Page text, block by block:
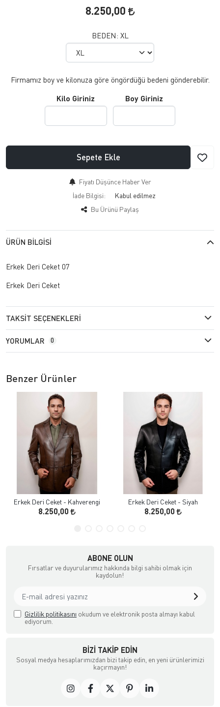
8.250,00
BEDEN: XL
Firmamız boy ve kilonuza göre öngördüğü bedeni gönderebilir.
Kilo Giriniz Boy Giriniz
Sepete Ekle
Fiyatı Düşünce Haber Ver
İade Bilgisi:
Bu Ürünü Paylaş
ÜRÜN BILGISI
Erkek Deri Ceket 07
Erkek Deri Ceket
TAKSIT SEÇENEKLERI
YORUMLAR 0
Benzer Ürünler
Erkek Deri Ceket - Kahverengi
8.250,00
Erkek Deri Ceket - Siyah
8.250,00
ABONE OLUN
Fırsatlar ve duyurularımız hakkında bilgi sahibi olmak için
kaydolun!
Gizlilik politikasını okudum ve elektronik posta almayı kabul
ediyorum.
BIZI TAKIP EDIN
Sosyal medya hesaplarımızdan bizi takip edin, en yeni ürünlerimizi
kaçırmayın!